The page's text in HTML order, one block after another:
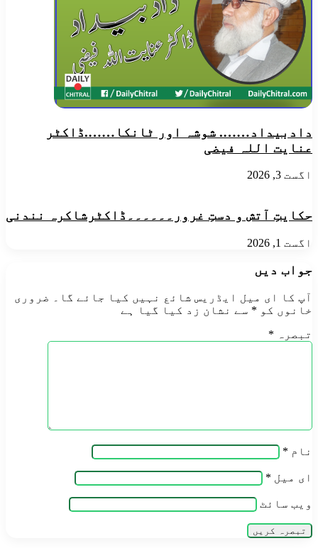
دادبیداد…….​ شوشہ اور ٹانکا…….ڈاکٹر
عنایت اللہ فیضی
اگست 3, 2026
حکایتِ آتش و دستِ غرور۔۔۔۔۔۔ڈاکٹرشاکرہ نندنی
اگست 1, 2026
جواب دیں
آپ کا ای میل ایڈریس شائع نہیں کیا جائے گا۔
ضروری
خانوں کو * سے نشان زد کیا گیا ہے
تبصرہ *
نام *
ای میل *
ویب‌ سائٹ